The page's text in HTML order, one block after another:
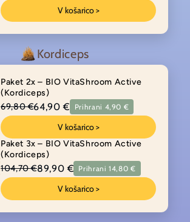
V košarico >
Kordiceps
Paket 2x – BIO VitaShroom Active
(Kordiceps)
69,80 €64,90 € Prihrani 4,90 €
V košarico >
Paket 3x – BIO VitaShroom Active
(Kordiceps)
104,70 €89,90 € Prihrani 14,80 €
V košarico >